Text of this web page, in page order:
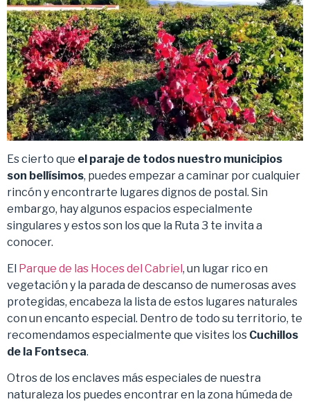
Es cierto que el paraje de todos nuestro municipios
son bellísimos, puedes empezar a caminar por cualquier
rincón y encontrarte lugares dignos de postal. Sin
embargo, hay algunos espacios especialmente
singulares y estos son los que la Ruta 3 te invita a
conocer.
El Parque de las Hoces del Cabriel, un lugar rico en
vegetación y la parada de descanso de numerosas aves
protegidas, encabeza la lista de estos lugares naturales
con un encanto especial. Dentro de todo su territorio, te
recomendamos especialmente que visites los Cuchillos
de la Fontseca.
Otros de los enclaves más especiales de nuestra
naturaleza los puedes encontrar en la zona húmeda de